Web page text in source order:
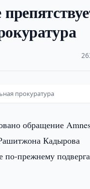
прокуратура
обращение
Кадырова
по-прежнему